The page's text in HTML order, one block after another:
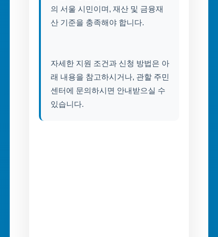
의 서울 시민이며, 재산 및 금융재
산 기준을 충족해야 합니다.
자세한 지원 조건과 신청 방법은 아
래 내용을 참고하시거나, 관할 주민
센터에 문의하시면 안내받으실 수